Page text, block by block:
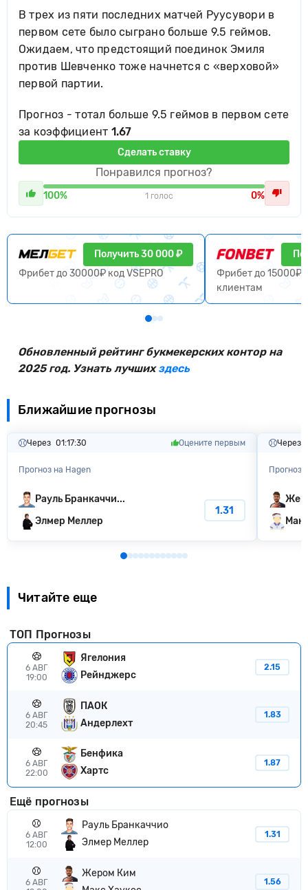
В трех из пяти последних матчей Руусувори в
первом сете было сыграно больше 9.5 геймов.
Ожидаем, что предстоящий поединок Эмиля
против Шевченко тоже начнется с «верховой»
первой партии.
Прогноз - тотал больше 9.5 геймов в первом сете
за коэффициент 1.67
Сделать ставку
Понравился прогноз?
100% 1 голос 0%
Получить 30 000 ₽
Фрибет до 30000₽ код VSEPRO
Фрибет до 15000₽
клиентам
Обновленный рейтинг букмекерских контор на
2025 год. Узнать лучшихздесь
Ближайшие прогнозы
Через 01:17:29 Оцените первым
Прогноз на Hagen
Рауль Бранкаччи...
Элмер Меллер
1.31
Через
Прогноз
Читайте еще
ТОП Прогнозы
6 АВГ
19:00
Ягелония
Рейнджерс
2.15
6 АВГ
20:45
ПАОК
Андерлехт
1.83
6 АВГ
22:00
Бенфика
Хартс
1.87
Ещё прогнозы
6 АВГ
12:00
Рауль Бранкаччио
Элмер Меллер
1.31
6 АВГ
Жером Ким
1.56